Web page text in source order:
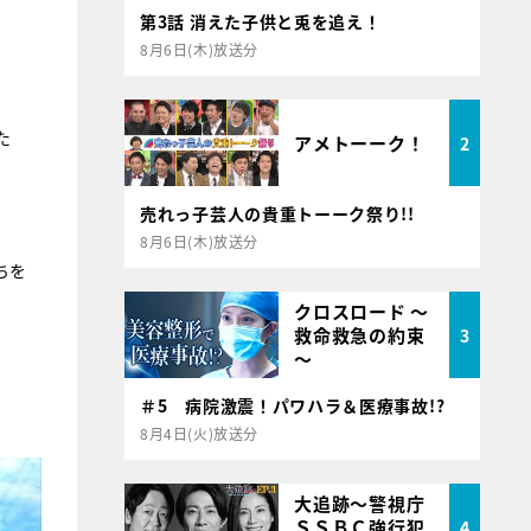
を
第3話 消えた子供と兎を追え！
8月6日(木)放送分
アメトーーク！ 2
売れっ子芸人の貴重トーーク祭り!!
8月6日(木)放送分
クロスロード ～
救命救急の約束
～
3
＃5 病院激震！パワハラ＆医療事故!?
8月4日(火)放送分
大追跡～警視庁